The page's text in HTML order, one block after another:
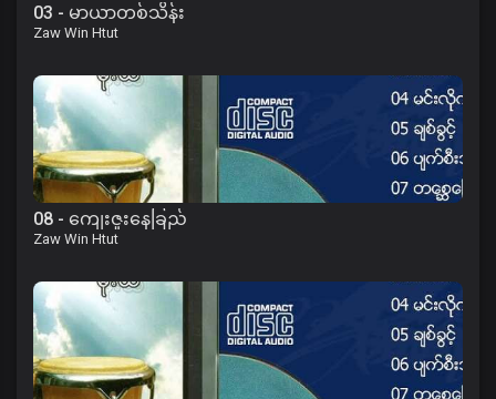
03 - မာယာတစ်သိန်း
Zaw Win Htut
08 - ကျေးဇူးနေခြည်
Zaw Win Htut